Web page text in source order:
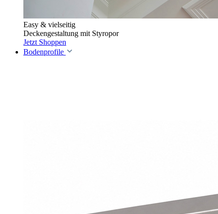
Easy & vielseitig
Deckengestaltung mit Styropor
Jetzt Shoppen
Bodenprofile